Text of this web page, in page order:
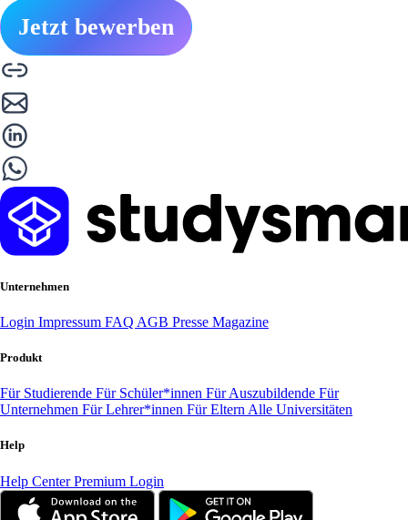
Jetzt bewerben
Unternehmen
Login Impressum FAQ AGB Presse Magazine
Produkt
Für Studierende Für Schüler*innen Für Auszubildende Für
Unternehmen Für Lehrer*innen Für Eltern Alle Universitäten
Help
Help CenterPremium Login